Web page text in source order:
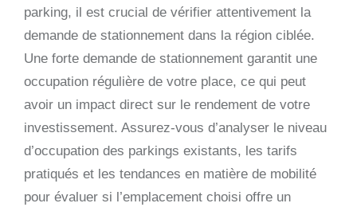
parking, il est crucial de vérifier attentivement la
demande de stationnement dans la région ciblée.
Une forte demande de stationnement garantit une
occupation régulière de votre place, ce qui peut
avoir un impact direct sur le rendement de votre
investissement. Assurez-vous d’analyser le niveau
d’occupation des parkings existants, les tarifs
pratiqués et les tendances en matière de mobilité
pour évaluer si l’emplacement choisi offre un